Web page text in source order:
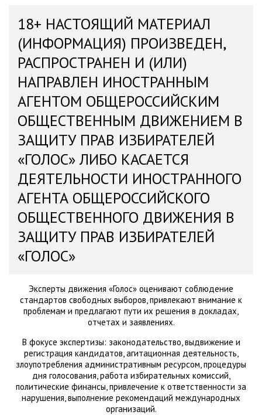
18+ НАСТОЯЩИЙ МАТЕРИАЛ
(ИНФОРМАЦИЯ) ПРОИЗВЕДЕН,
РАСПРОСТРАНЕН И (ИЛИ)
НАПРАВЛЕН ИНОСТРАННЫМ
АГЕНТОМ ОБЩЕРОССИЙСКИМ
ОБЩЕСТВЕННЫМ ДВИЖЕНИЕМ В
ЗАЩИТУ ПРАВ ИЗБИРАТЕЛЕЙ
«ГОЛОС» ЛИБО КАСАЕТСЯ
ДЕЯТЕЛЬНОСТИ ИНОСТРАННОГО
АГЕНТА ОБЩЕРОССИЙСКОГО
ОБЩЕСТВЕННОГО ДВИЖЕНИЯ В
ЗАЩИТУ ПРАВ ИЗБИРАТЕЛЕЙ
«ГОЛОС»
Эксперты движения «Голос» оценивают соблюдение
стандартов свободных выборов, привлекают внимание к
проблемам и предлагают пути их решения в докладах,
отчетах и заявлениях.
В фокусе экспертизы: законодательство, выдвижение и
регистрация кандидатов, агитационная деятельность,
злоупотребления административным ресурсом, процедуры
дня голосования, работа избирательных комиссий,
политические финансы, привлечение к ответственности за
нарушения, выполнение рекомендаций международных
организаций.